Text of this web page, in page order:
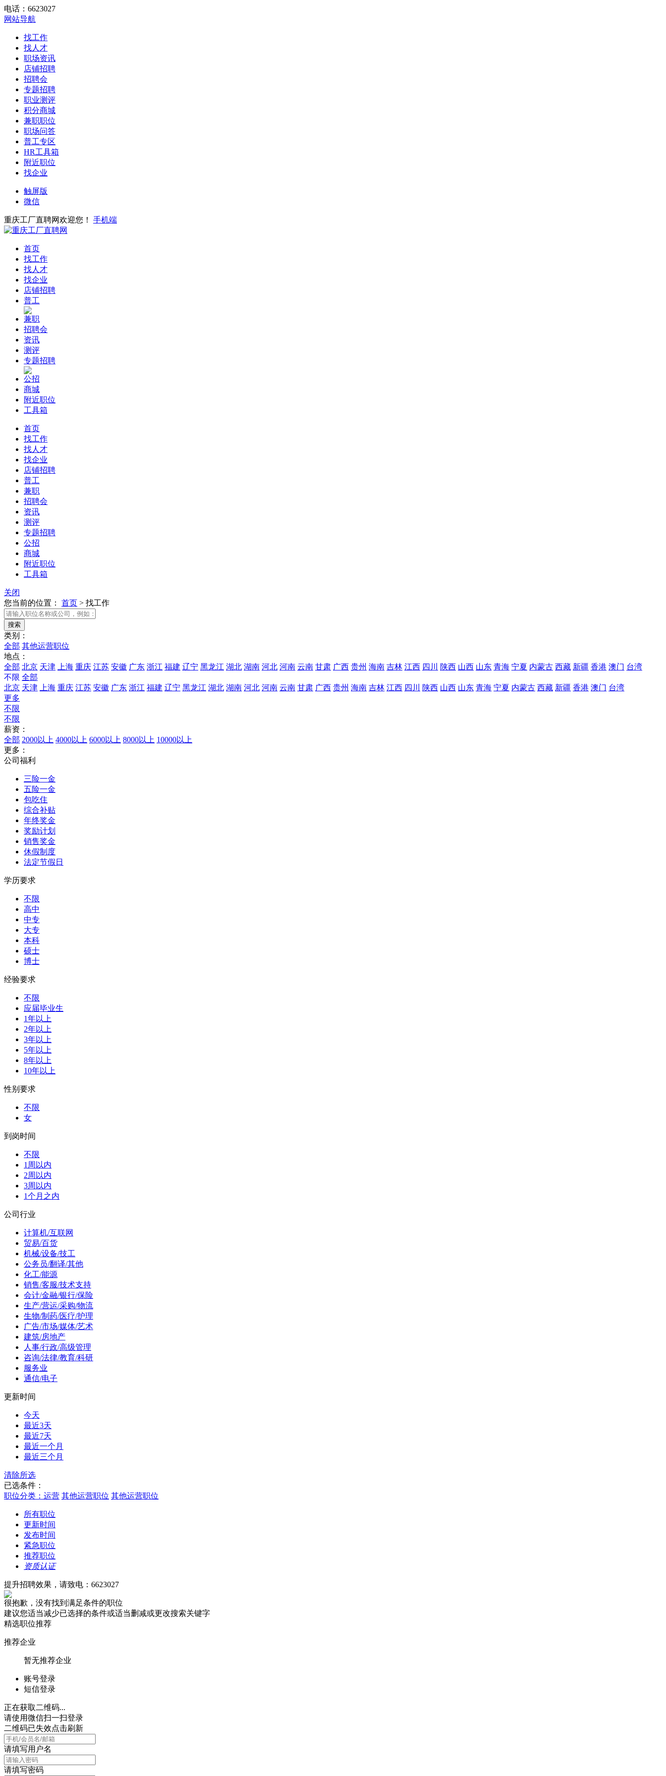
电话：6623027
网站导航
找工作
找人才
职场资讯
店铺招聘
招聘会
专题招聘
职业测评
积分商城
兼职职位
职场问答
普工专区
HR工具箱
附近职位
找企业
触屏版
微信
重庆工厂直聘网欢迎您！ 手机端
首页
找工作
找人才
找企业
店铺招聘
普工
兼职
招聘会
资讯
测评
专题招聘
公招
商城
附近职位
工具箱
首页
找工作
找人才
找企业
店铺招聘
普工
兼职
招聘会
资讯
测评
专题招聘
公招
商城
附近职位
工具箱
关闭
您当前的位置： 首页 > 找工作
类别：
全部 其他运营职位
地点：
全部 北京 天津 上海 重庆 江苏 安徽 广东 浙江 福建 辽宁 黑龙江 湖北 湖南 河北 河南 云南 甘肃 广西 贵州 海南 吉林 江西 四川 陕西 山西 山东 青海 宁夏 内蒙古 西藏 新疆 香港 澳门 台湾
不限 全部
北京 天津 上海 重庆 江苏 安徽 广东 浙江 福建 辽宁 黑龙江 湖北 湖南 河北 河南 云南 甘肃 广西 贵州 海南 吉林 江西 四川 陕西 山西 山东 青海 宁夏 内蒙古 西藏 新疆 香港 澳门 台湾
更多
不限
不限
薪资：
全部 2000以上 4000以上 6000以上 8000以上 10000以上
更多：
公司福利
三险一金
五险一金
包吃住
综合补贴
年终奖金
奖励计划
销售奖金
休假制度
法定节假日
学历要求
不限
高中
中专
大专
本科
硕士
博士
经验要求
不限
应届毕业生
1年以上
2年以上
3年以上
5年以上
8年以上
10年以上
性别要求
不限
女
到岗时间
不限
1周以内
2周以内
3周以内
1个月之内
公司行业
计算机/互联网
贸易/百货
机械/设备/技工
公务员/翻译/其他
化工/能源
销售/客服/技术支持
会计/金融/银行/保险
生产/营运/采购/物流
生物/制药/医疗/护理
广告/市场/媒体/艺术
建筑/房地产
人事/行政/高级管理
咨询/法律/教育/科研
服务业
通信/电子
更新时间
今天
最近3天
最近7天
最近一个月
最近三个月
清除所选
已选条件：
职位分类：运营 其他运营职位 其他运营职位
所有职位
更新时间
发布时间
紧急职位
推荐职位
资质认证
提升招聘效果，请致电：6623027
很抱歉，没有找到满足条件的职位
建议您适当减少已选择的条件或适当删减或更改搜索关键字
精选职位推荐
推荐企业
暂无推荐企业
账号登录
短信登录
正在获取二维码...
请使用微信扫一扫登录
二维码已失效点击刷新
请填写用户名
请填写密码